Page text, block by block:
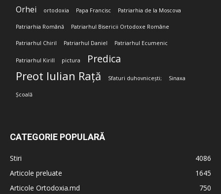
Orhei ortodoxia Papa Francisc Patriarhia de la Moscova
Patriarhia Română Patriarhul Bisericii Ortodoxe Române
Patriarhul Chiril Patriarhul Daniel Patriarhul Ecumenic
Patriarhul Kirill pictura Predica
Preot Iulian Rață Sfaturi duhovnicești; Sinaxa
Școală
CATEGORIE POPULARĂ
Stiri
4086
Articole preluate
1645
Articole Ortodoxia.md
750